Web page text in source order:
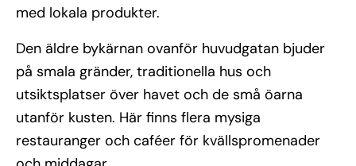
med lokala produkter.
Den äldre bykärnan ovanför huvudgatan bjuder
på smala gränder, traditionella hus och
utsiktsplatser över havet och de små öarna
utanför kusten. Här finns flera mysiga
restauranger och caféer för kvällspromenader